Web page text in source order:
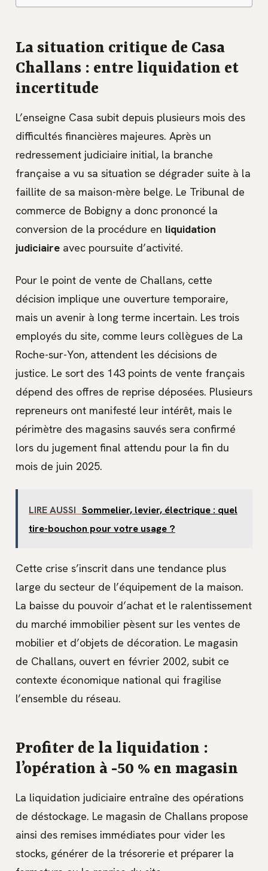
La situation critique de Casa
Challans : entre liquidation et
incertitude
L’enseigne Casa subit depuis plusieurs mois des
difficultés financières majeures. Après un
redressement judiciaire initial, la branche
française a vu sa situation se dégrader suite à la
faillite de sa maison-mère belge. Le Tribunal de
commerce de Bobigny a donc prononcé la
conversion de la procédure en liquidation
judiciaire avec poursuite d’activité.
Pour le point de vente de Challans, cette
décision implique une ouverture temporaire,
mais un avenir à long terme incertain. Les trois
employés du site, comme leurs collègues de La
Roche-sur-Yon, attendent les décisions de
justice. Le sort des 143 points de vente français
dépend des offres de reprise déposées. Plusieurs
repreneurs ont manifesté leur intérêt, mais le
périmètre des magasins sauvés sera confirmé
lors du jugement final attendu pour la fin du
mois de juin 2025.
LIRE AUSSI Sommelier, levier, électrique : quel
tire-bouchon pour votre usage ?
Cette crise s’inscrit dans une tendance plus
large du secteur de l’équipement de la maison.
La baisse du pouvoir d’achat et le ralentissement
du marché immobilier pèsent sur les ventes de
mobilier et d’objets de décoration. Le magasin
de Challans, ouvert en février 2002, subit ce
contexte économique national qui fragilise
l’ensemble du réseau.
Profiter de la liquidation :
l’opération à -50 % en magasin
La liquidation judiciaire entraîne des opérations
de déstockage. Le magasin de Challans propose
ainsi des remises immédiates pour vider les
stocks, générer de la trésorerie et préparer la